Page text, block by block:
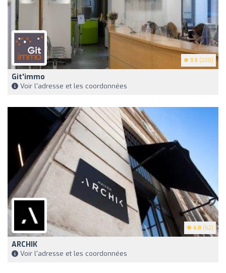
3.5 (200)
Git'immo
Voir l'adresse et les coordonnées
4.8 (62)
ARCHIK
Voir l'adresse et les coordonnées